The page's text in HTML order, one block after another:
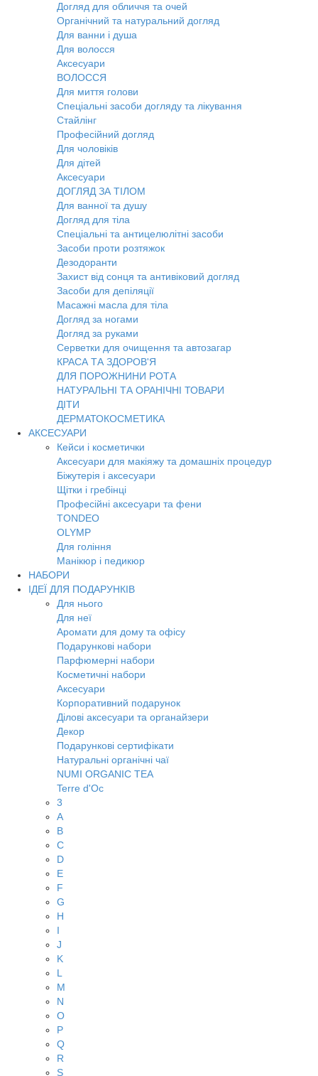
Догляд для обличчя та очей
Органічний та натуральний догляд
Для ванни і душа
Для волосся
Аксесуари
ВОЛОССЯ
Для миття голови
Спеціальні засоби догляду та лікування
Стайлінг
Професійний догляд
Для чоловіків
Для дітей
Аксесуари
ДОГЛЯД ЗА ТІЛОМ
Для ванної та душу
Догляд для тіла
Спеціальні та антицелюлітні засоби
Засоби проти розтяжок
Дезодоранти
Захист від сонця та антивіковий догляд
Засоби для депіляції
Масажні масла для тіла
Догляд за ногами
Догляд за руками
Серветки для очищення та автозагар
КРАСА ТА ЗДОРОВ'Я
ДЛЯ ПОРОЖНИНИ РОТА
НАТУРАЛЬНІ ТА ОРАНІЧНІ ТОВАРИ
ДІТИ
ДЕРМАТОКОСМЕТИКА
АКСЕСУАРИ
Кейси і косметички
Аксесуари для макіяжу та домашніх процедур
Біжутерія і аксесуари
Щітки і гребінці
Професійні аксесуари та фени
TONDEO
OLYMP
Для гоління
Манікюр і педикюр
НАБОРИ
ІДЕЇ ДЛЯ ПОДАРУНКІВ
Для нього
Для неї
Аромати для дому та офісу
Подарункові набори
Парфюмерні набори
Косметичні набори
Аксесуари
Корпоративний подарунок
Ділові аксесуари та органайзери
Декор
Подарункові сертифікати
Натуральні органічні чаї
NUMI ORGANIC TEA
Terre d'Oc
3
A
B
C
D
E
F
G
H
I
J
K
L
M
N
O
P
Q
R
S